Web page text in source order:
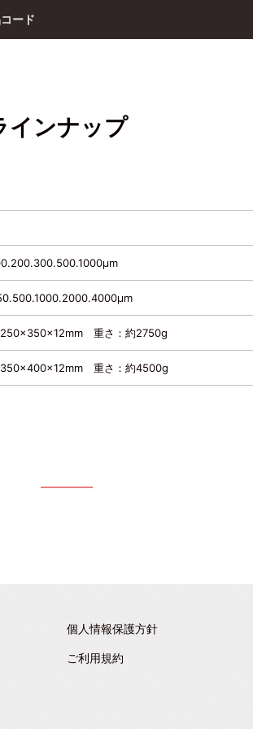
ード
ンナップ
250×350×12mm 重さ：約2750g
350×400×12mm 重さ：約4500g
個人情報保護方針
ご利用規約